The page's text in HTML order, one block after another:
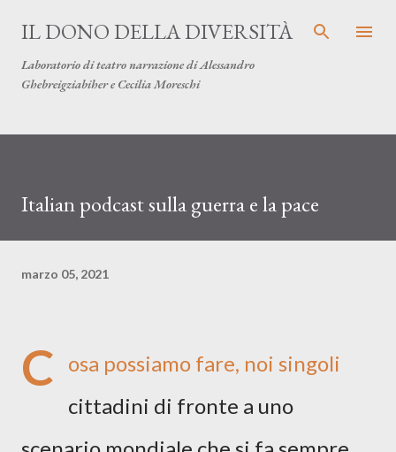
Passa ai contenuti principali
IL DONO DELLA DIVERSITÀ
Laboratorio di teatro narrazione di Alessandro
Ghebreigziabiher e Cecilia Moreschi
Italian podcast sulla guerra e la pace
marzo 05, 2021
C
osa possiamo fare, noi singoli
cittadini di fronte a uno